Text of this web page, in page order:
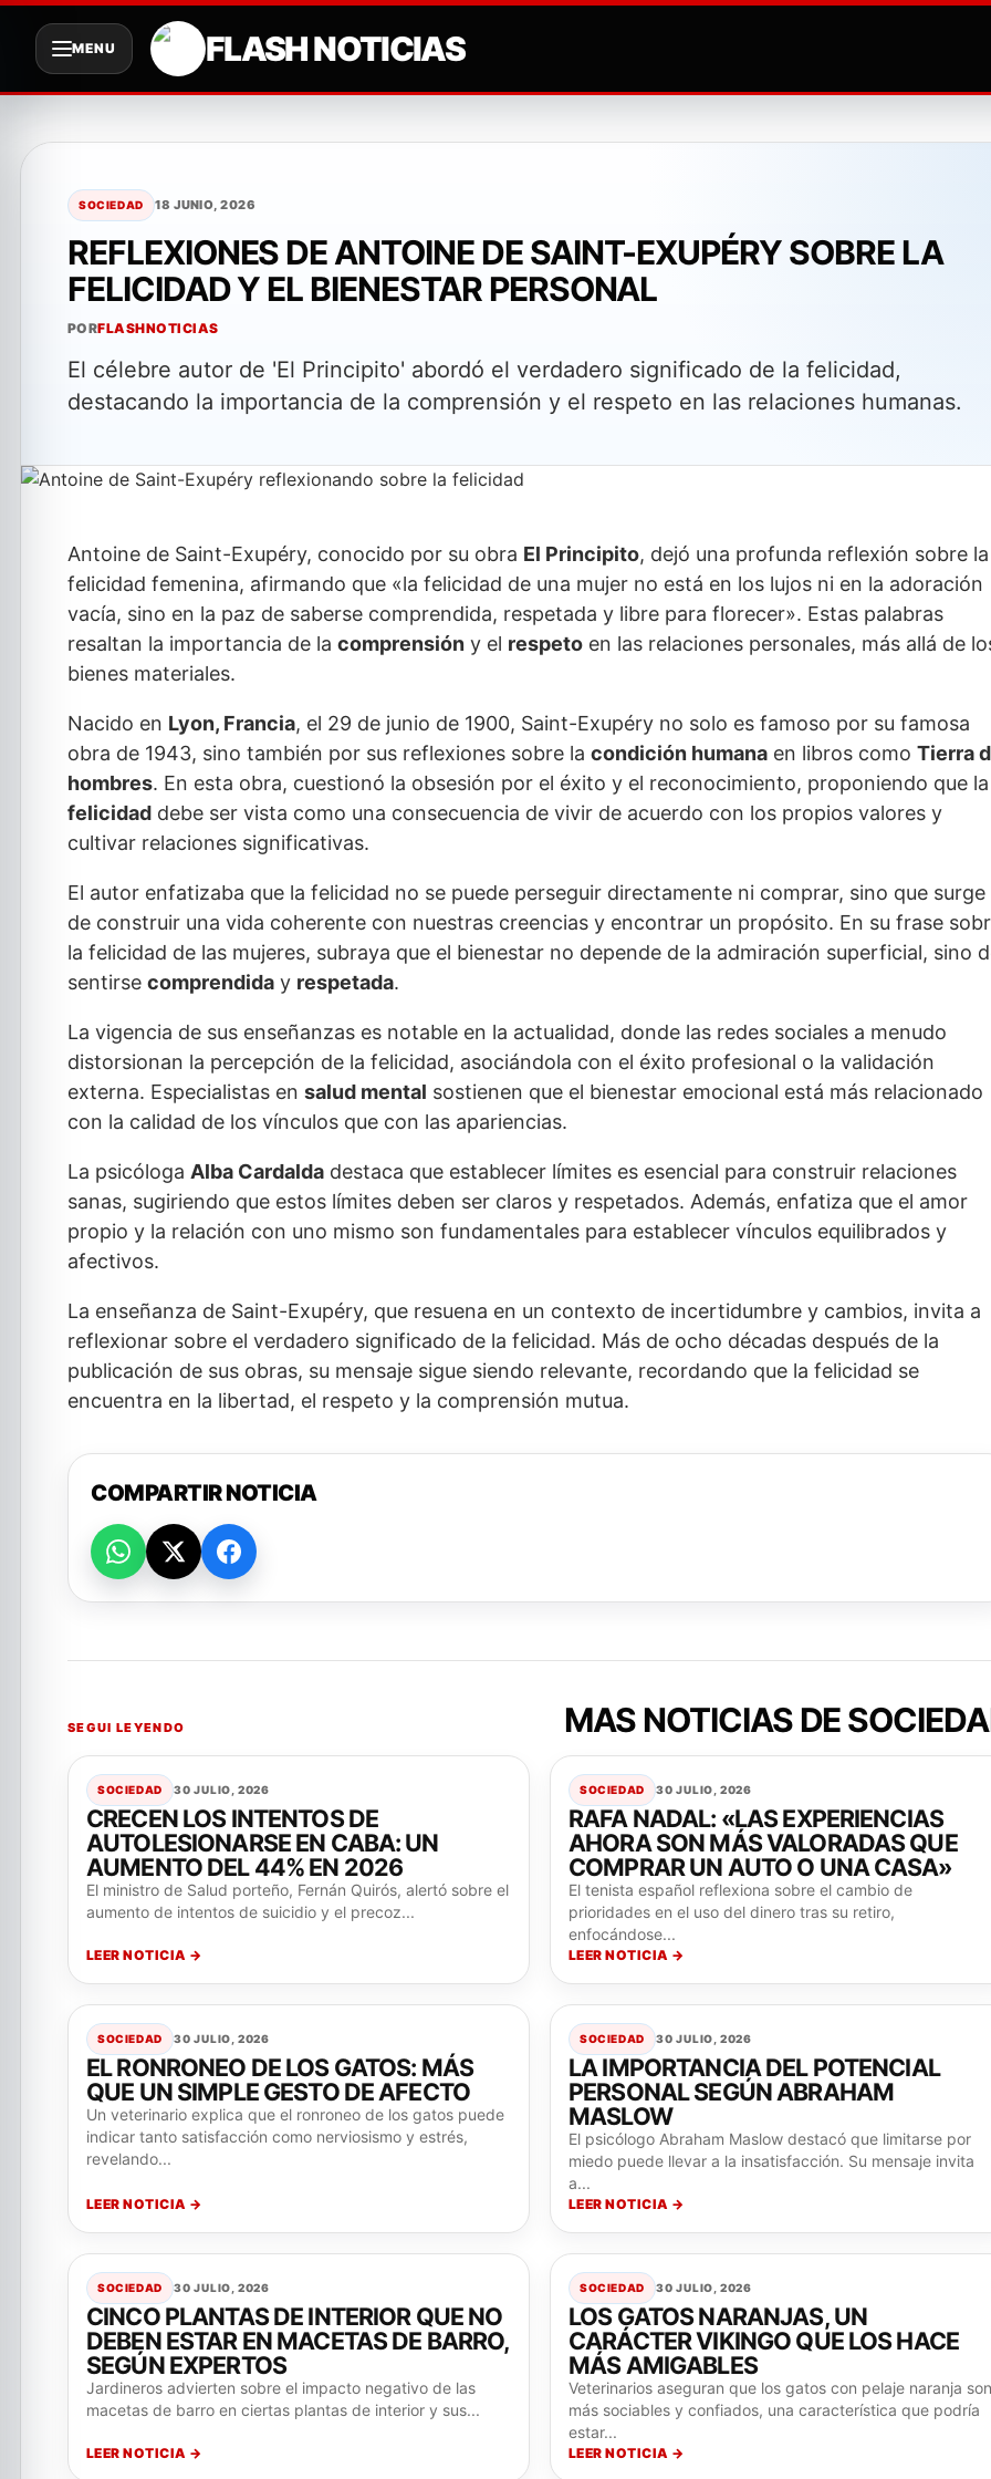
contenido
MENU FLASH NOTICIAS
SOCIEDAD 18 JUNIO, 2026
REFLEXIONES DE ANTOINE DE SAINT-EXUPÉRY SOBRE LA
FELICIDAD Y EL BIENESTAR PERSONAL
PORFLASHNOTICIAS
El célebre autor de 'El Principito' abordó el verdadero significado de la felicidad,
destacando la importancia de la comprensión y el respeto en las relaciones humanas.
Antoine de Saint-Exupéry, conocido por su obra El Principito, dejó una profunda reflexión sobre la
felicidad femenina, afirmando que «la felicidad de una mujer no está en los lujos ni en la adoración
vacía, sino en la paz de saberse comprendida, respetada y libre para florecer». Estas palabras
resaltan la importancia de la comprensión y el respeto en las relaciones personales, más allá de
bienes materiales.
Nacido en Lyon, Francia, el 29 de junio de 1900, Saint-Exupéry no solo es famoso por su famosa
obra de 1943, sino también por sus reflexiones sobre la condición humana en libros como Tierra
hombres. En esta obra, cuestionó la obsesión por el éxito y el reconocimiento, proponiendo que la
felicidad debe ser vista como una consecuencia de vivir de acuerdo con los propios valores y
cultivar relaciones significativas.
El autor enfatizaba que la felicidad no se puede perseguir directamente ni comprar, sino que surge
de construir una vida coherente con nuestras creencias y encontrar un propósito. En su frase
la felicidad de las mujeres, subraya que el bienestar no depende de la admiración superficial, sino
sentirse comprendida y respetada.
La vigencia de sus enseñanzas es notable en la actualidad, donde las redes sociales a menudo
distorsionan la percepción de la felicidad, asociándola con el éxito profesional o la validación
externa. Especialistas en salud mental sostienen que el bienestar emocional está más relacionado
con la calidad de los vínculos que con las apariencias.
La psicóloga Alba Cardalda destaca que establecer límites es esencial para construir relaciones
sanas, sugiriendo que estos límites deben ser claros y respetados. Además, enfatiza que el amor
propio y la relación con uno mismo son fundamentales para establecer vínculos equilibrados y
afectivos.
La enseñanza de Saint-Exupéry, que resuena en un contexto de incertidumbre y cambios, invita a
reflexionar sobre el verdadero significado de la felicidad. Más de ocho décadas después de la
publicación de sus obras, su mensaje sigue siendo relevante, recordando que la felicidad se
encuentra en la libertad, el respeto y la comprensión mutua.
COMPARTIR NOTICIA
SEGUI LEYENDO MAS NOTICIAS DE
SOCIEDAD 30 JULIO, 2026
CRECEN LOS INTENTOS DE
AUTOLESIONARSE EN CABA: UN
AUMENTO DEL 44% EN 2026
El ministro de Salud porteño, Fernán Quirós, alertó sobre el
aumento de intentos de suicidio y el precoz...
LEER NOTICIA →
SOCIEDAD 30 JULIO, 2026
RAFA NADAL: «LAS EXPERIENCIAS
AHORA SON MÁS VALORADAS QUE
COMPRAR UN AUTO O UNA CASA»
El tenista español reflexiona sobre el cambio de
prioridades en el uso del dinero tras su retiro,
enfocándose...
LEER NOTICIA →
SOCIEDAD 30 JULIO, 2026
EL RONRONEO DE LOS GATOS: MÁS
QUE UN SIMPLE GESTO DE AFECTO
Un veterinario explica que el ronroneo de los gatos puede
indicar tanto satisfacción como nerviosismo y estrés,
revelando...
LEER NOTICIA →
SOCIEDAD 30 JULIO, 2026
LA IMPORTANCIA DEL POTENCIAL
PERSONAL SEGÚN ABRAHAM
MASLOW
El psicólogo Abraham Maslow destacó que limitarse por
miedo puede llevar a la insatisfacción. Su mensaje invita
a...
LEER NOTICIA →
SOCIEDAD 30 JULIO, 2026
CINCO PLANTAS DE INTERIOR QUE NO
DEBEN ESTAR EN MACETAS DE BARRO,
SEGÚN EXPERTOS
Jardineros advierten sobre el impacto negativo de las
macetas de barro en ciertas plantas de interior y sus...
LEER NOTICIA →
SOCIEDAD 30 JULIO, 2026
LOS GATOS NARANJAS, UN
CARÁCTER VIKINGO QUE LOS HACE
MÁS AMIGABLES
Veterinarios aseguran que los gatos con pelaje naranja son
más sociables y confiados, una característica que podría
estar...
LEER NOTICIA →